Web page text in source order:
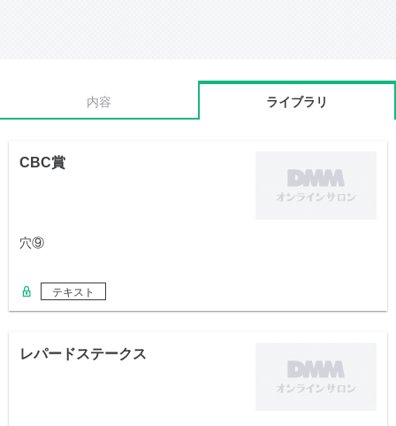
内容 ライブラリ
CBC賞
穴⑨
テキスト
レパードステークス